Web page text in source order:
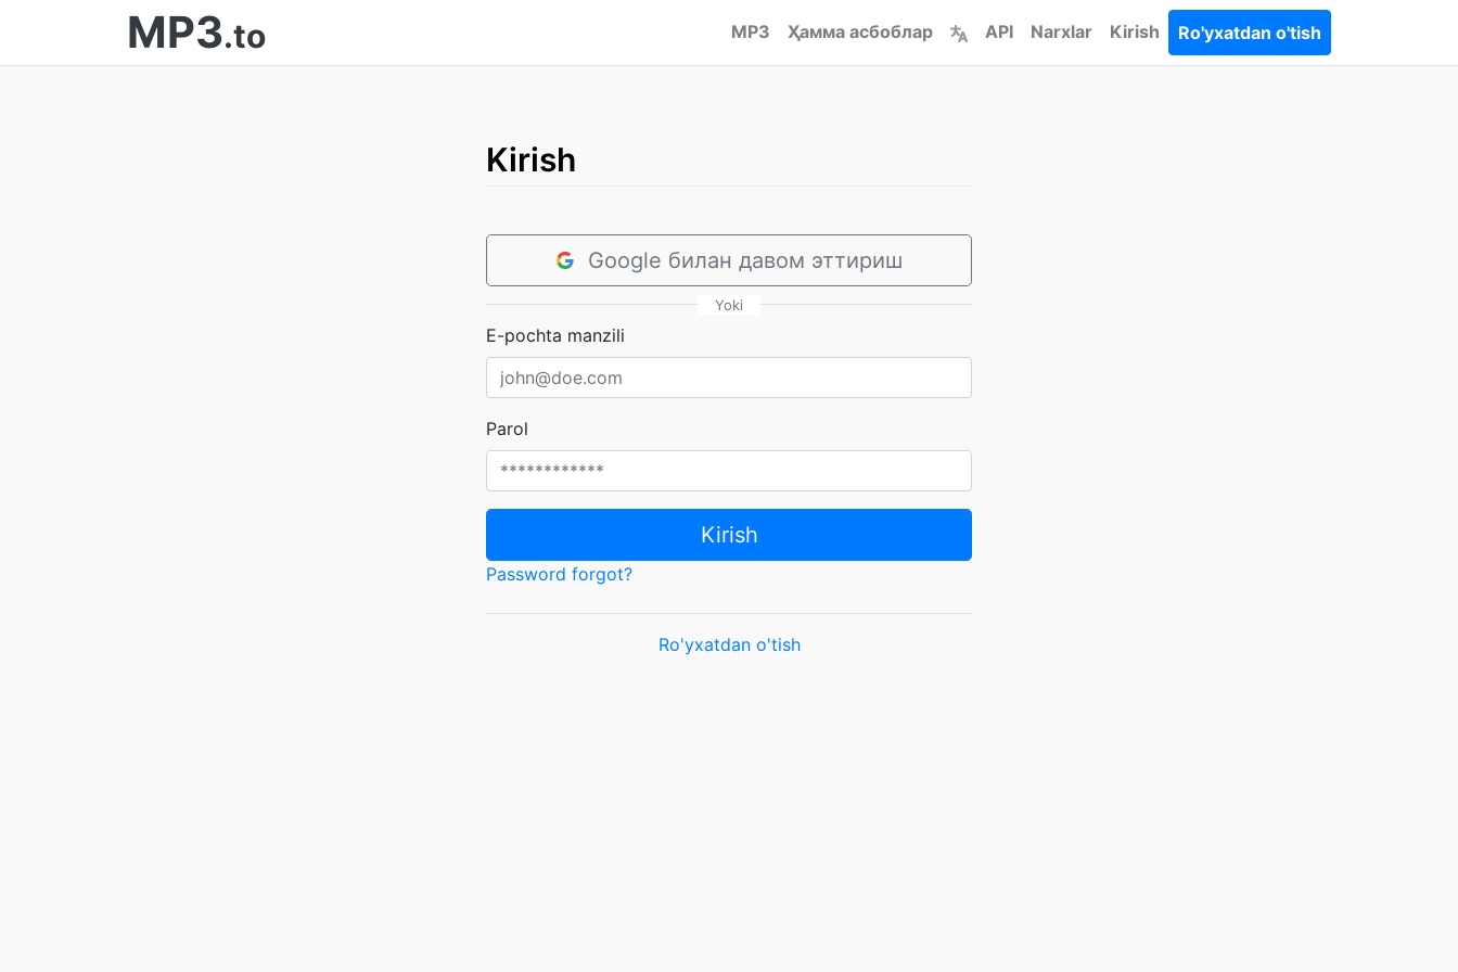
MP3.to MP3 Ҳамма асбоблар API Narxlar Kirish Ro'yxatdan o'tish
Kirish
Google билан давом эттириш
Yoki
E-pochta manzili
Parol
Kirish
Password forgot?
Ro'yxatdan o'tish